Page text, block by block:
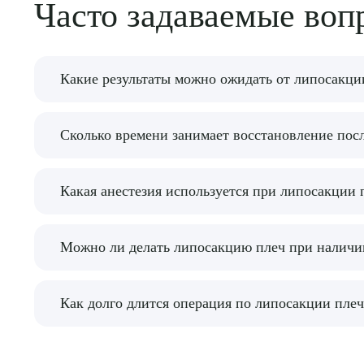
Часто задаваемые
Какие результаты можно ожидать от
Процедура позволяет значительно улучшить
Сколько времени занимает восстановление
Восстановление занимает от нескольких дней
Какая анестезия используется при липосакции
Обычно применяется местная анестезия,
Можно ли делать липосакцию плеч при
Перед операцией необходимо пройти
Как долго длится операция по липосакции